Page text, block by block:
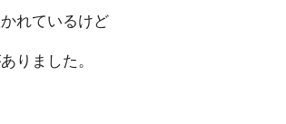
れているけど
りました。